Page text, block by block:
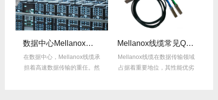
数据中心Mellanox线缆散热解决方案
在数据中心，Mellanox线缆承
担着高速数据传输的重任。然
Mellanox线缆常见Q&A：用户最关心的10问
Mellanox线缆在数据传输领域
占据着重要地位，其性能优劣